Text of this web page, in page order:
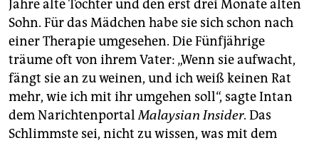
Jahre alte Tochter und den erst drei Monate alten
Sohn. Für das Mädchen habe sie sich schon nach
einer Therapie umgesehen. Die Fünfjährige
träume oft von ihrem Vater: „Wenn sie aufwacht,
fängt sie an zu weinen, und ich weiß keinen Rat
mehr, wie ich mit ihr umgehen soll“, sagte Intan
dem NarichtenportalMalaysian Insider. Das
Schlimmste sei, nicht zu wissen, was mit dem